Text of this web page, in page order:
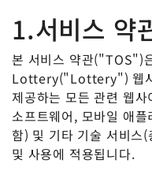
1.서비스 약
본 서비스 약관
Lottery("Lottery") 웹
제공하는 모든 관련 웹
소프트웨어, 모바일 애
함) 및 기타 기술 서비스
및 사용에 적용됩니다.